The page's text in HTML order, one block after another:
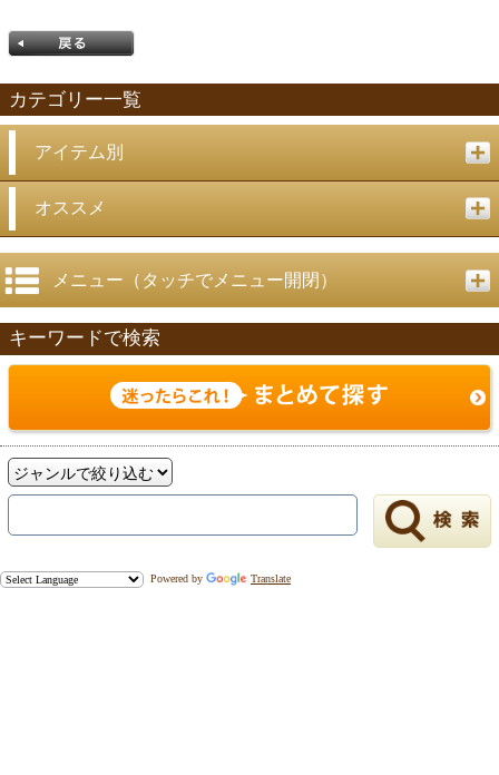
カテゴリー一覧
アイテム別
オススメ
メニュー（タッチでメニュー開閉）
キーワードで検索
Powered by Translate